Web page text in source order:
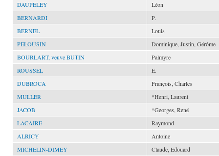
DAUPELEY
Léon
BERNARDI
P.
BERNEL
Louis
PELOUSIN
Dominique, Justin, Gérôme
BOURLART, veuve BUTIN
Palmyre
ROUSSEL
E.
DUBROCA
François, Charles
MULLER
*Henri, Laurent
JACOB
*Georges, René
LACAIRE
Raymond
ALRICY
Antoine
MICHELIN-DIMEY
Claude, Édouard